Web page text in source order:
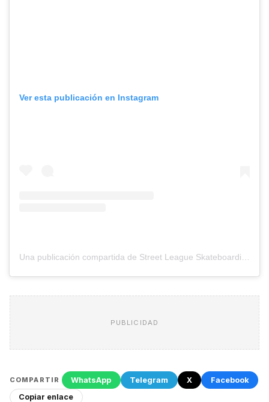
Ver esta publicación en Instagram
Una publicación compartida de Street League Skateboarding (@sls)
PUBLICIDAD
COMPARTIR WhatsApp Telegram X
Facebook
Copiar enlace